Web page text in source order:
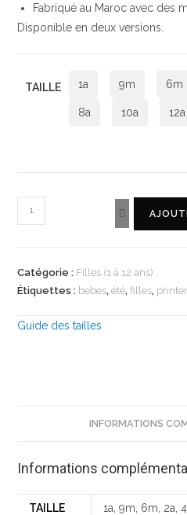
Fabriqué au Maroc avec des
Disponible en deux versions.
TAILLE 1a 9m 6m
8a 10a 12a
Catégorie : Filles (1 à 12 ans)
Étiquettes : bebes,été,filles,
Guide des tailles
INFORMATIONS
Informations
TAILLE 1a, 9m, 6m, 2a,